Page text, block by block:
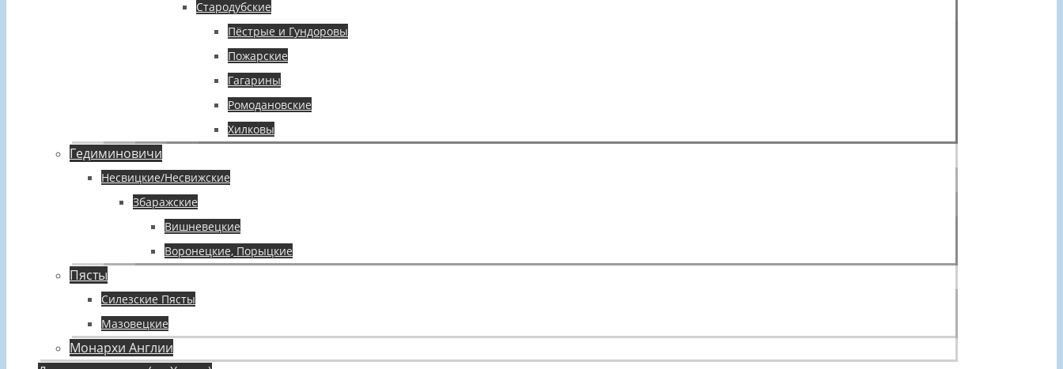
Стародубские
Пёстрые и Гундоровы
Пожарские
Гагарины
Ромодановские
Хилковы
Гедиминовичи
Несвицкие/Несвижские
Збаражские
Вишневецкие
Воронецкие, Порыцкие
Пясты
Силезские Пясты
Мазовецкие
Монархи Англии